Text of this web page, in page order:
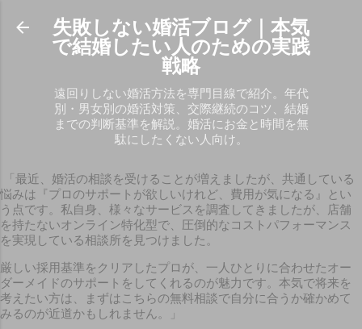
スキップしてメイン コンテンツに移動
失敗しない婚活ブログ｜本気
で結婚したい人のための実践
戦略
遠回りしない婚活方法を専門目線で紹介。年代
別・男女別の婚活対策、交際継続のコツ、結婚
までの判断基準を解説。婚活にお金と時間を無
駄にしたくない人向け。
「最近、婚活の相談を受けることが増えましたが、共通している
悩みは『プロのサポートが欲しいけれど、費用が気になる』とい
う点です。私自身、様々なサービスを調査してきましたが、店舗
を持たないオンライン特化型で、圧倒的なコストパフォーマンス
を実現している相談所を見つけました。
厳しい採用基準をクリアしたプロが、一人ひとりに合わせたオー
ダーメイドのサポートをしてくれるのが魅力です。本気で将来を
考えたい方は、まずはこちらの無料相談で自分に合うか確かめて
みるのが近道かもしれません。」